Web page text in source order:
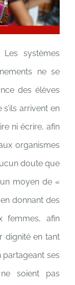
systèmes
ne se
des élèves
arrivent en
ni écrire, afin
organismes
doute que
moyen de «
donnant des
femmes, afin
dignité en tant
partageant ses
ne soient pas